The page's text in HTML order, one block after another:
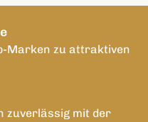
Marken zu attraktiven
zuverlässig mit der